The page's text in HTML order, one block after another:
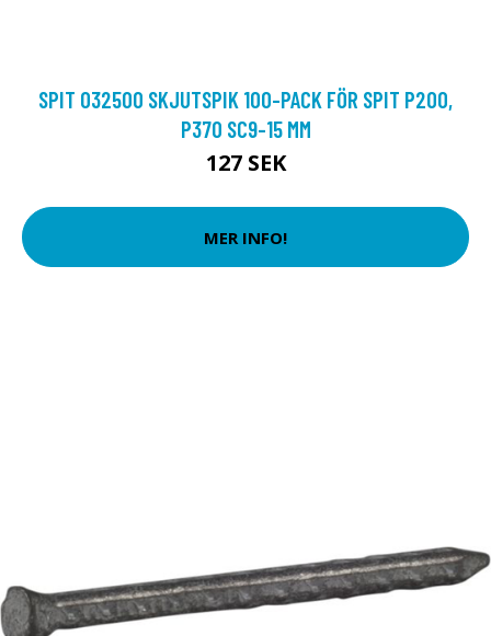
SPIT 032500 SKJUTSPIK 100-PACK FÖR SPIT P200,
P370 SC9-15 MM
127 SEK
MER INFO!